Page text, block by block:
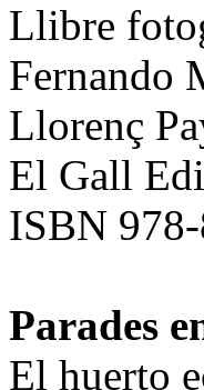
Llibre
Fernando
Llorenç
El Gall
ISBN
Parades
El huerto